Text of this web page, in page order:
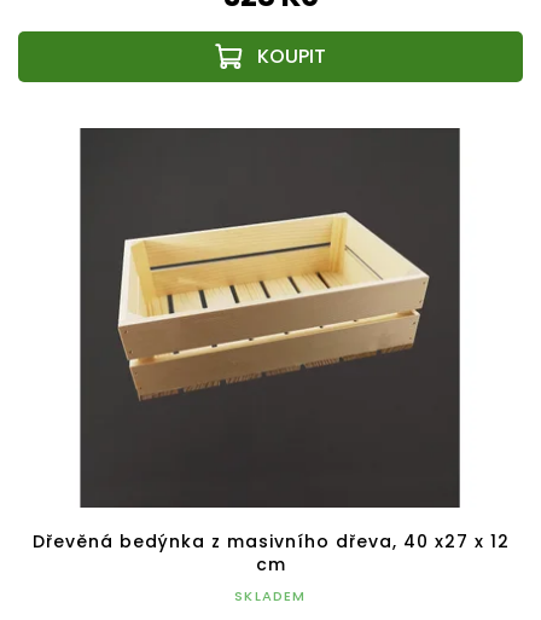
Dřevěná bedýnka z masivního dřeva, 40 x27 x 12
cm
SKLADEM